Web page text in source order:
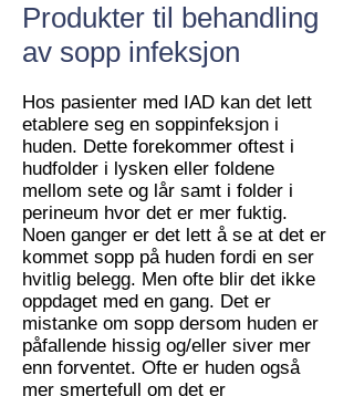
Produkter til behandling
av sopp infeksjon
Hos pasienter med IAD kan det lett
etablere seg en soppinfeksjon i
huden. Dette forekommer oftest i
hudfolder i lysken eller foldene
mellom sete og lår samt i folder i
perineum hvor det er mer fuktig.
Noen ganger er det lett å se at det er
kommet sopp på huden fordi en ser
hvitlig belegg. Men ofte blir det ikke
oppdaget med en gang. Det er
mistanke om sopp dersom huden er
påfallende hissig og/eller siver mer
enn forventet. Ofte er huden også
mer smertefull om det er